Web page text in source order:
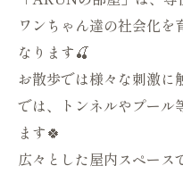
ワンちゃん達の社会化を
なります🍒
お散歩では様々な刺激に
では、トンネルやプール
ます🍀
広々とした屋内スペース